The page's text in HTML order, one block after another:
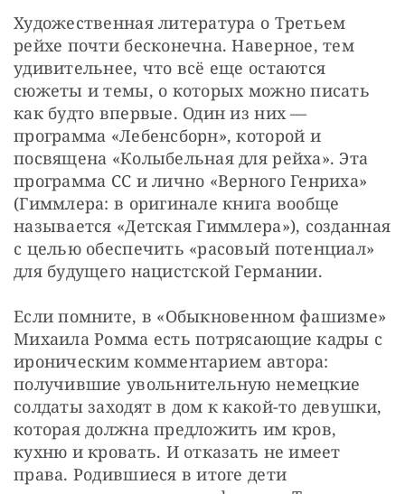
Художественная литература о Третьем
рейхе почти бесконечна. Наверное, тем
удивительнее, что всё еще остаются
сюжеты и темы, о которых можно писать
как будто впервые. Один из них —
программа «Лебенсборн», которой и
посвящена «Колыбельная для рейха». Эта
программа СС и лично «Верного Генриха»
(Гиммлера: в оригинале книга вообще
называется «Детская Гиммлера»), созданная
с целью обеспечить «расовый потенциал»
для будущего нацистской Германии.
Если помните, в «Обыкновенном фашизме»
Михаила Ромма есть потрясающие кадры с
ироническим комментарием автора:
получившие увольнительную немецкие
солдаты заходят в дом к какой-то девушки,
которая должна предложить им кров,
кухню и кровать. И отказать не имеет
права. Родившиеся в итоге дети